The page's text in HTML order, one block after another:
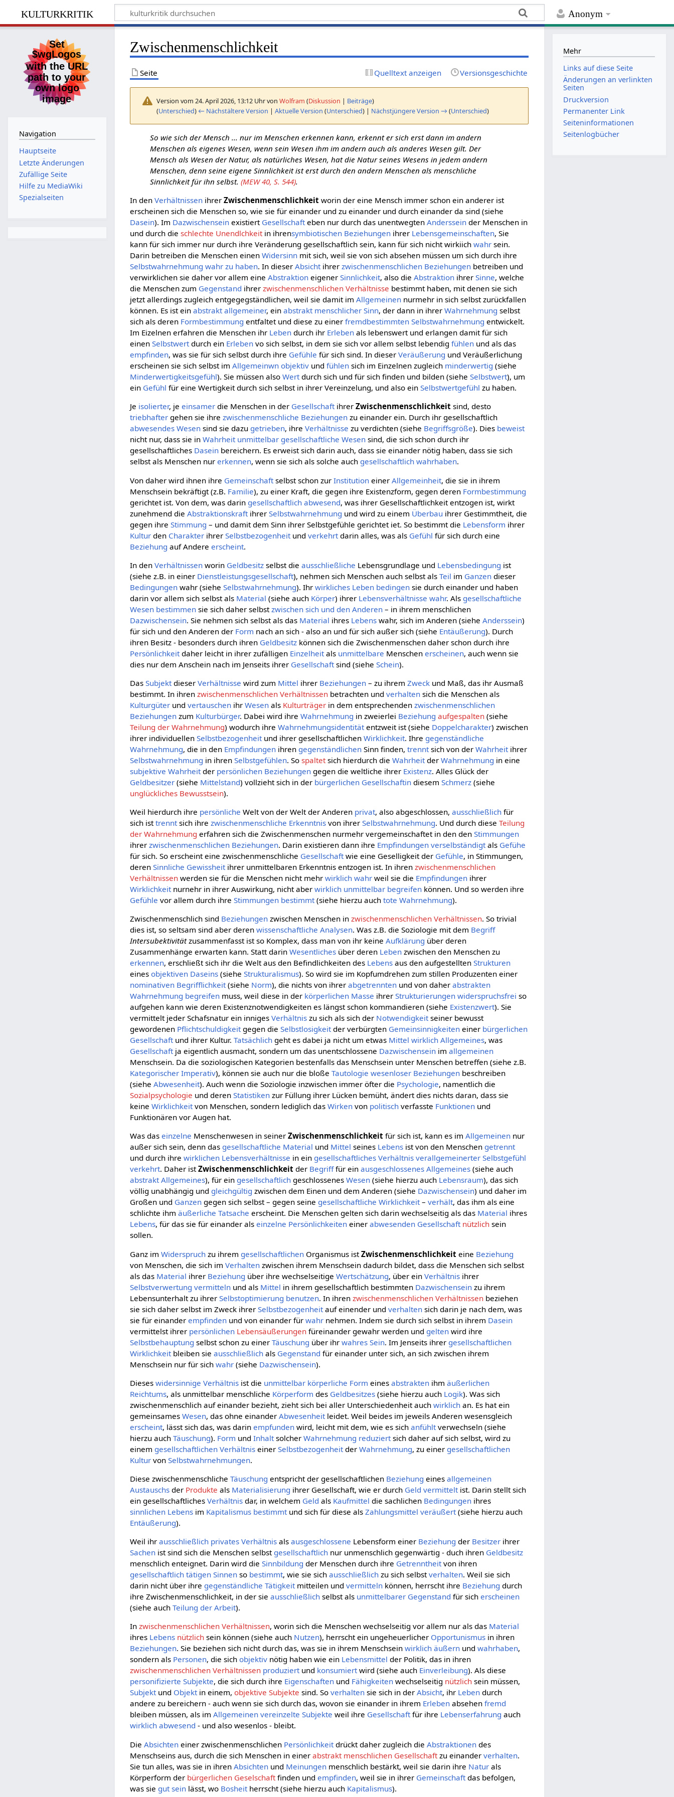
Anonym
kulturkritik
Zwischenmenschlichkeit
Seite Quelltext anzeigen Versionsgeschichte
Version vom 24. April 2026, 13:12 Uhr vonWolfram (Diskussion | Beiträge)
(Unterschied) ← Nächstältere Version |Aktuelle Version (Unterschied) | Nächstjüngere Version → (Unterschied)
So wie sich der Mensch ... nur im Menschen erkennen kann, erkennt er sich erst dann im andern
Menschen als eigenes Wesen, wenn sein Wesen ihm im andern auch als anderes Wesen gilt. Der
Mensch als Wesen der Natur, als natürliches Wesen, hat die Natur seines Wesens in jedem andern
Menschen, denn seine eigene Sinnlichkeit ist erst durch den andern Menschen als menschliche
Sinnlichkeit für ihn selbst.(MEW 40, S. 544).
In denVerhältnissen ihrerZwischenmenschlichkeit worin der eine Mensch immer schon ein anderer ist
erscheinen sich die Menschen so, wie sie für einander und zu einander und durch einander da sind (siehe
Dasein). Im Dazwischensein existiert Gesellschafteben nur durch das unentwegtenAnderssein der Menschen in
und durch dieschlechte Unendlchkeitin ihrensymbiotischen Beziehungen ihrer Lebensgemeinschaften, Sie
kann für sich immer nur durch ihre Veränderung gesellschaftlich sein, kann für sich nicht wirkiichwahr sein.
Darin betreiben die Menschen einenWidersinn mit sich, weil sie von sich absehen müssen um sich durch ihre
Selbstwahrnehmung wahr zu haben. In dieserAbsichtihrerzwischenmenschlichen Beziehungen betreiben und
verwirklichen sie daher vor allem eineAbstraktion eigenerSinnlichkeit, also dieAbstraktion ihrerSinne, welche
die Menschen zum Gegenstand ihrerzwischenmenschlichen Verhältnisse bestimmt haben, mit denen sie sich
jetzt allerdings zugleich entgegegständlichen, weil sie damit imAllgemeinen nurmehr in sich selbst zurückfallen
können. Es ist einabstrakt allgemeiner, einabstrakt menschlicher Sinn, der dann in ihrerWahrnehmung selbst
sich als deren Formbestimmung entfaltet und diese zu einerfremdbestimmten Selbstwahrnehmung entwickelt.
Im Eizelnen erfahren die Menschen ihr Leben durch ihr Erleben als lebenswert und erlangen damit für sich
einenSelbstwertdurch ein Erleben vo sich selbst, in dem sie sich vor allem selbst lebendigfühlen und als das
empfinden, was sie für sich selbst durch ihre Gefühle für sich sind. In dieserVeräußerung und Veräußerlichung
erscheinen sie sich selbst imAllgemeinwn objektiv undfühlen sich im Einzelnen zugleich minderwertig (siehe
Minderwertigkeitsgefühl). Sie müssen alsoWertdurch sich und für sich finden und bilden (sieheSelbstwert), um
ein Gefühl für eine Wertigkeit durch sich selbst in ihrer Vereinzelung, und also einSelbstwertgefühl zu haben.
Je isolierter, jeeinsamer die Menschen in der GesellschaftihrerZwischenmenschlichkeit sind, desto
triebhafter gehen sie ihrezwischenmenschliche Beziehungen zu einander ein. Durch ihr gesellschaftlich
abwesendes Wesen sind sie dazu getrieben, ihreVerhältnisse zu verdichten (siehe Begriffsgröße). Dies beweist
nicht nur, dass sie inWahrheit unmittelbar gesellschaftliche Wesen sind, die sich schon durch ihr
gesellschaftliches Dasein bereichern. Es erweist sich darin auch, dass sie einander nötig haben, dass sie sich
selbst als Menschen nurerkennen, wenn sie sich als solche auch gesellschaftlich wahrhaben.
Von daher wird ihnen ihre Gemeinschaft selbst schon zurInstitution einerAllgemeinheit, die sie in ihrem
Menschsein bekräftigt (z.B. Familie), zu einer Kraft, die gegen ihre Existenzform, gegen deren Formbestimmung
gerichtet ist. Von dem, was darin gesellschaftlich abwesend, was ihrer Gesellschaftlichkeit entzogen ist, wirkt
zunehmend dieAbstraktionskraft ihrerSelbstwahrnehmung und wird zu einem Überbau ihrer Gestimmtheit, die
gegen ihreStimmung – und damit dem Sinn ihrer Selbstgefühle gerichtet iet. So bestimmt die Lebensform ihrer
Kultur den Charakter ihrerSelbstbezogenheit undverkehrt darin alles, was als Gefühl für sich durch eine
Beziehung auf Andereerscheint.
In denVerhältnissen worin Geldbesitz selbst dieausschließliche Lebensgrundlage und Lebensbedingung ist
(siehe z.B. in einer Dienstleistungsgesellschaft), nehmen sich Menschen auch selbst alsTeil im Ganzen dieser
Bedingungen wahr (sieheSelbstwahrnehmung). Ihrwirkliches Leben bedingen sie durch einander und haben
darin vor allem sich selbst als Material (siehe auch Körper) ihrer Lebensverhältnisse wahr. Als gesellschaftliche
Wesen bestimmen sie sich daher selbstzwischen sich und den Anderen – in ihrem menschlichen
Dazwischensein. Sie nehmen sich selbst als das Material ihres Lebens wahr, sich im Anderen (sieheAnderssein)
für sich und den Anderen der Form nach an sich - also an und für sich außer sich (siehe Entäußerung). Durch
ihren Besitz - besonders durch ihren Geldbesitz können sich die Zwischenmenschen daher schon durch ihre
Persönlichkeit daher leicht in ihrer zufälligen Einzelheit als unmittelbare Menschenerscheinen, auch wenn sie
dies nur dem Anschein nach im Jenseits ihrer Gesellschaft sind (sieheSchein).
DasSubjekt dieserVerhältnisse wird zum Mittel ihrer Beziehungen – zu ihremZweck und Maß, das ihr Ausmaß
bestimmt. In ihrenzwischenmenschlichen Verhältnissen betrachten undverhalten sich die Menschen als
Kulturgüter undvertauschen ihrWesen als Kulturträger in dem entsprechendenzwischenmenschlichen
Beziehungen zum Kulturbürger. Dabei wird ihreWahrnehmung in zweierlei Beziehung aufgespalten (siehe
Teilung der Wahrnehmung) wodurch ihreWahrnehmungsidentität entzweit ist (siehe Doppelcharakter) zwischen
ihrer individuellenSelbstbezogenheit und ihrer gesellschaftlichenWirklichkeit. Ihre gegenständliche
Wahrnehmung, die in den Empfindungen ihren gegenständlichen Sinn finden,trennt sich von derWahrheit ihrer
Selbstwahrnehmung in ihrenSelbstgefühlen. Sospaltet sich hierdurch dieWahrheit derWahrnehmung in eine
subjektive Wahrheit der persönlichen Beziehungen gegen die weltliche ihrer Existenz. Alles Glück der
Geldbesitzer (siehe Mittelstand) vollzieht sich in der bürgerlichen Gesellschaftin diesemSchmerz (siehe
unglückliches Bewusstsein).
Weil hierdurch ihre persönliche Welt von der Welt der Anderen privat, also abgeschlossen,ausschließlich für
sich isttrenntsich ihrezwischenmenschliche Erkenntnis von ihrerSelbstwahrnehmung. Und durch dieseTeilung
der Wahrnehmung erfahren sich die Zwischenmenschen nurmehr vergemeinschaftet in den denStimmungen
ihrerzwischenmenschlichen Beziehungen. Darin existieren dann ihre Empfindungen verselbständigtals Gefühe
für sich. So erscheint eine zwischenmenschliche Gesellschaftwie eine Geselligkeit der Gefühle, in Stimmungen,
derenSinnliche Gewissheitihrer unmittelbaren Erkenntnis entzogen ist. In ihrenzwischenmenschlichen
Verhältnissen werden sie für die Menschen nicht mehrwirklich wahr weil sie die Empfindungen ihrer
Wirklichkeitnurnehr in ihrer Auswirkung, nicht aberwirklich unmittelbar begreifen können. Und so werden ihre
Gefühle vor allem durch ihreStimmungen bestimmt(siehe hierzu auchtote Wahrnehmung).
Zwischenmenschlich sind Beziehungen zwischen Menschen inzwischenmenschlichen Verhältnissen. So trivial
dies ist, so seltsam sind aber derenwissenschaftliche Analysen. Was z.B. die Soziologie mit dem Begriff
Intersubektivitätzusammenfasst ist so Komplex, dass man von ihr keineAufklärung über deren
Zusammenhänge erwarten kann. Statt darinWesentliches über deren Leben zwischen den Menschen zu
erkennen, erschließt sich ihr die Welt aus den Befindlichkeiten des Lebens aus den aufgestelltenStrukturen
einesobjektiven Daseins (sieheStrukturalismus). So wird sie im Kopfumdrehen zum stillen Produzenten einer
nominativen Begrifflichkeit(siehe Norm), die nichts von ihrerabgetrennten und von daherabstrakten
Wahrnehmung begreifen muss, weil diese in der körperlichen Masse ihrerStrukturierungen widerspruchsfrei so
aufgehen kann wie deren Existenznotwendigkeiten es längst schon kommandieren (siehe Existenzwert). Sie
vermittelt jeder Schafsnatur ein innigesVerhältnis zu sich als sich der Notwendigkeitseiner bewusst
gewordenen Pflichtschuldigkeitgegen dieSelbstlosigkeitder verbürgten Gemeinsinnigkeiten einer bürgerlichen
Gesellschaftund ihrer Kultur.Tatsächlich geht es dabei ja nicht um etwas Mittel wirklich Allgemeines, was
Gesellschaftja eigentlich ausmacht, sondern um das unentschlossene Dazwischensein imallgemeinen
Menschsein. Da die soziologischen Kategorien bestenfalls das Menschsein unter Menschen betreffen (siehe z.B.
Kategorischer Imperativ), können sie auch nur die bloßeTautologie wesenloser Beziehungen beschreiben
(sieheAbwesenheit). Auch wenn die Soziologie inzwischen immer öfter die Psychologie, namentlich die
Sozialpsychologie und derenStatistiken zur Füllung ihrer Lücken bemüht, ändert dies nichts daran, dass sie
keineWirklichkeitvon Menschen, sondern lediglich dasWirken von politisch verfasste Funktionen und
Funktionären vor Augen hat.
Was daseinzelne Menschenwesen in seinerZwischenmenschlichkeit für sich ist, kann es imAllgemeinen nur
außer sich sein, denn das gesellschaftliche Material und Mittel seines Lebens ist von den Menschen getrennt
und durch ihrewirklichen Lebensverhältnisse in ein gesellschaftliches Verhältnis verallgemeinerter Selbstgefühl
verkehrt. Daher istZwischenmenschlichkeit der Begrifffür einausgeschlossenes Allgemeines (siehe auch
abstrakt Allgemeines), für ein gesellschaftlich geschlossenesWesen (siehe hierzu auch Lebensraum), das sich
völlig unabhängig und gleichgültig zwischen dem Einen und dem Anderen (siehe Dazwischensein) und daher im
Großen und Ganzen gegen sich selbst – gegen seine gesellschaftliche Wirklichkeit–verhält, das ihm als eine
schlichte ihmäußerliche Tatsache erscheint. Die Menschen gelten sich darin wechselseitig als das Material ihres
Lebens, für das sie für einander alseinzelne Persönlichkeiten einerabwesenden Gesellschaft nützlich sein
sollen.
Ganz imWiderspruch zu ihrem gesellschaftlichen Organismus istZwischenmenschlichkeit eine Beziehung
von Menschen, die sich imVerhalten zwischen ihrem Menschsein dadurch bildet, dass die Menschen sich selbst
als das Material ihrer Beziehung über ihre wechselseitigeWertschätzung, über einVerhältnis ihrer
Selbstverwertung vermitteln und als Mittel in ihrem gesellschaftlich bestimmten Dazwischensein zu ihrem
Lebensunterhalt zu ihrerSelbstoptimierung benutzen. In ihrenzwischenmenschlichen Verhältnissen beziehen
sie sich daher selbst im Zweck ihrerSelbstbezogenheit auf einender undverhalten sich darin je nach dem, was
sie für einanderempfinden und von einander fürwahr nehmen. Indem sie durch sich selbst in ihrem Dasein
vermittelst ihrer persönlichen Lebensäußerungen füreinander gewahr werden und gelten wird ihre
Selbstbehauptung selbst schon zu einerTäuschung über ihrwahres Sein. Im Jenseits ihrer gesellschaftlichen
Wirklichkeit bleiben sieausschließlich als Gegenstand für einander unter sich, an sich zwischen ihrem
Menschsein nur für sichwahr (siehe Dazwischensein).
Dieseswidersinnige Verhältnis ist die unmittelbar körperliche Form einesabstrakten ihmäußerlichen
Reichtums, als unmittelbar menschliche Körperform des Geldbesitzes (siehe hierzu auch Logik). Was sich
zwischenmenschlich auf einander bezieht, zieht sich bei aller Unterschiedenheit auchwirklich an. Es hat ein
gemeinsamesWesen, das ohne einanderAbwesenheit leidet. Weil beides im jeweils Anderen wesensgleich
erscheint, lässt sich das, was darinempfunden wird, leicht mit dem, wie es sichanfühlt verwechseln (siehe
hierzu auchTäuschung). Form undInhalt solcherWahrnehmung reduziert sich daher auf sich selbst, wird zu
einem gesellschaftlichen Verhältnis einerSelbstbezogenheit derWahrnehmung, zu einer gesellschaftlichen
Kultur vonSelbstwahrnehmungen.
Diese zwischenmenschlicheTäuschung entspricht der gesellschaftlichen Beziehung einesallgemeinen
Austauschs der Produkte als Materialisierung ihrer Gesellschaft, wie er durch Geld vermitteltist. Darin stellt sich
ein gesellschaftlichesVerhältnis dar, in welchem Geld als Kaufmittel die sachlichen Bedingungen ihres
sinnlichen Lebens im Kapitalismus bestimmtund sich für diese alsZahlungsmittel veräußert(siehe hierzu auch
Entäußerung).
Weil ihrausschließlich privates Verhältnis alsausgeschlossene Lebensform einer Beziehung der Besitzer ihrer
Sachen ist sind sich die Menschen selbst gesellschaftlich nur unmenschlich gegenwärtig - duch ihren Geldbesitz
menschlich enteignet. Darin wird dieSinnbildung der Menschen durch ihre Getrenntheitvon ihren
gesellschaftlich tätigen Sinnen so bestimmt, wie sie sichausschließlich zu sich selbstverhalten. Weil sie sich
darin nicht über ihre gegenständliche Tätigkeitmitteilen undvermitteln können, herrscht ihre Beziehung durch
ihre Zwischenmenschlichkeit, in der sieausschließlich selbst als unmittelbarer Gegenstand für sicherscheinen
(siehe auchTeilung der Arbeit).
Inzwischenmenschlichen Verhältnissen, worin sich die Menschen wechselseitig vor allem nur als das Material
ihres Lebens nützlich sein können (siehe auch Nutzen), herrscht ein ungeheuerlicher Opportunismus in ihren
Beziehungen. Sie beziehen sich nicht durch das, was sie in ihrem Menschseinwirklich äußern undwahrhaben,
sondern als Personen, die sichobjektiv nötig haben wie ein Lebensmittel der Politik, das in ihren
zwischenmenschlichen Verhältnissen produziertund konsumiertwird (siehe auch Einverleibung). Als diese
personifizierte Subjekte, die sich durch ihre Eigenschaften und Fähigkeiten wechselseitig nützlich sein müssen,
Subjektund Objektin einem,objektive Subjekte sind. Soverhalten sie sich in derAbsicht, ihr Leben durch
andere zu bereichern - auch wenn sie sich durch das, wovon sie einander in ihrem Erleben absehenfremd
bleiben müssen, als imAllgemeinen vereinzelte Subjekte weil ihre Gesellschaftfür ihre Lebenserfahrung auch
wirklich abwesend - und also wesenlos - bleibt.
DieAbsichten einer zwischenmenschlichen Persönlichkeit drückt daher zugleich dieAbstraktionen des
Menschseins aus, durch die sich Menschen in einerabstrakt menschlichen Gesellschaft zu einanderverhalten.
Sie tun alles, was sie in ihrenAbsichten und Meinungen menschlich bestärkt, weil sie darin ihre Natur als
Körperform der bürgerlichen Geselschaft finden undempfinden, weil sie in ihrer Gemeinschaft das befolgen,
was sie gut sein lässt, wo Bosheit herrscht (siehe hierzu auch Kapitalismus).
Navigation
Hauptseite
Letzte Änderungen
Zufällige Seite
Hilfe zu MediaWiki
Spezialseiten
Mehr
Links auf diese Seite
Änderungen an verlinkten
Seiten
Druckversion
Permanenter Link
Seiten­­informationen
Seitenlogbücher